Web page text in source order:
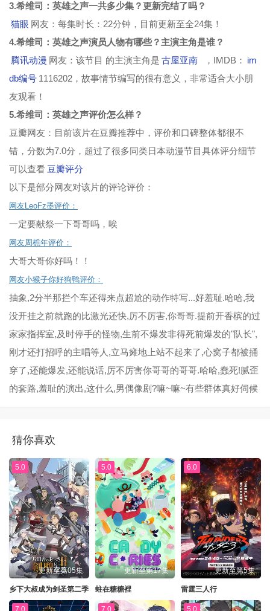
3.希维司：英雄之声一共多少集？更新完结了吗？
猫眼 网友：每集时长：22分钟，目前更新至全24集！
4.希维司：英雄之声演员人物有哪些？主演主角是谁？
腾讯动漫 网友：该节目 的主演主角是 古屋亚南 ，IMDB： im
db编号 1116202，故事情节编写的很有意义，非常适合大小朋
友观看！
5.希维司：英雄之声评价怎么样？
豆瓣网友：目前该片在豆瓣推荐中，评价和口碑整体都很不
错，分数为7.0分，超过了很多同类日本动漫节目具体评分细节
可以查看 豆瓣评分
以下是部分网友对该片的评论评价：
网友LeoFz墨评价：
一定要献祭一下哥哥吗，唉
网友周栀年评价：
大哥大哥你好吗！！
网友小猴子你好狗鸭评价：
抽象,2分半那拦个车还得来点超尬的动作特写...好羞耻.哈哈,我
没开挂之前就跑的比激光还快,厉不厉害,你哥哥.提前开香槟的过
家家指挥室,及时停手的怪物,生前不爆发非得死前爆发的"队长",
刚才还打招呼的主唱等人,立马瘫地上站不起来了,心窝子都被捅
穿了,还能爆发,还能说话,厉不厉害你哥哥的哥哥.哈哈,蠢死!腻歪
的套路,羞耻的演出,这什么,男偶像剧?嘛~嘛~有些群体真好伺候
猜你喜欢
5.0
更新至第05集
乡下大叔成为剑圣第二季
5.0
更新至第17集
蛀在糖糖裡
6.0
更新至第5集
雷霆三人行
7.0 7.0 5.0